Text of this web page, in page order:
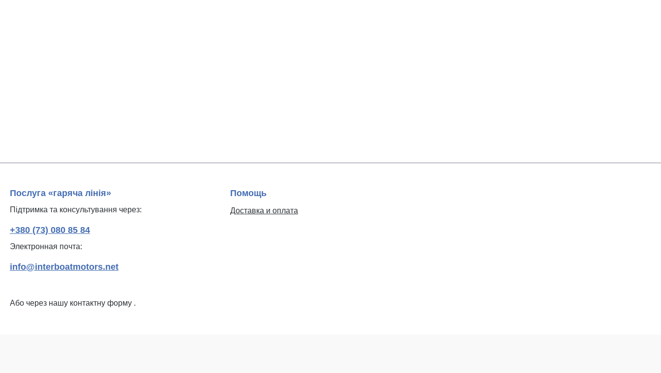
Послуга «гаряча лінія»
Підтримка та консультування через:
+380 (73) 080 85 84
Электронная почта:
info@interboatmotors.net
Або через нашу контактну форму .
Помощь
Доставка и оплата